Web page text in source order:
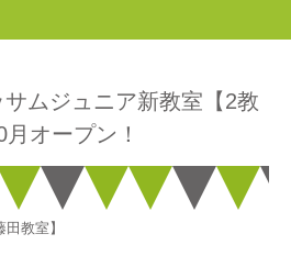
サムジュニア新教室【2教
オープン！
教室】